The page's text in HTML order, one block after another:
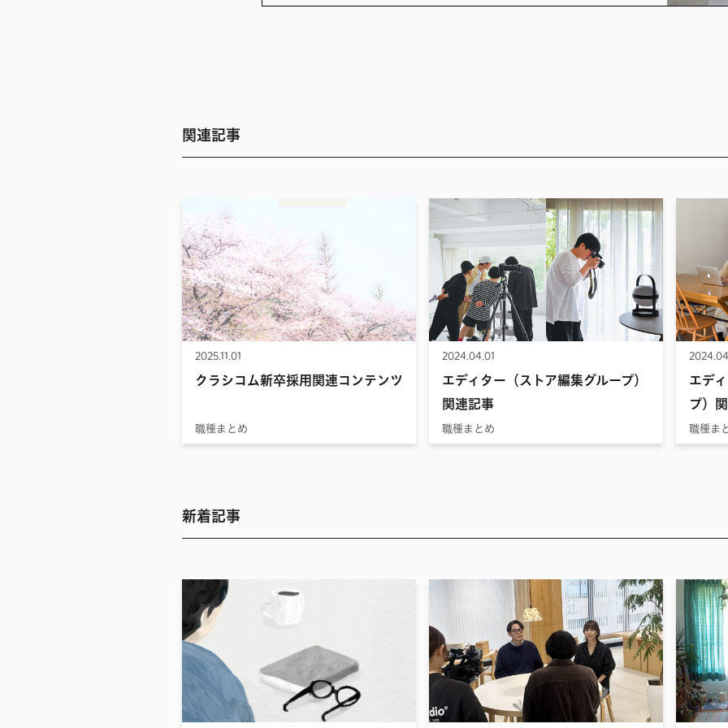
関連記事
2025.11.01
クラシコム新卒採用関連コンテンツ
職種まとめ
2024.04.01
エディター（ストア編集グループ）
関連記事
職種まとめ
エデ
プ）
職種ま
新着記事